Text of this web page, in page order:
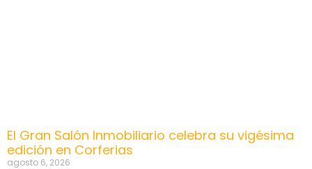
El Gran Salón Inmobiliario celebra su vigésima
edición en Corferias
agosto 6, 2026